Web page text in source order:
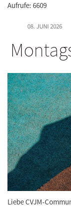
Aufrufe: 6609
08. JUNI 2026
Liebe CVJM-